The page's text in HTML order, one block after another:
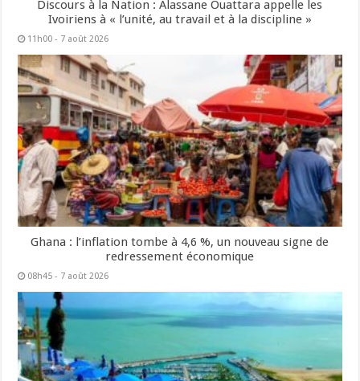
Discours à la Nation : Alassane Ouattara appelle les
Ivoiriens à « l’unité, au travail et à la discipline »
11h00 - 7 août 2026
Ghana : l’inflation tombe à 4,6 %, un nouveau signe de
redressement économique
08h45 - 7 août 2026